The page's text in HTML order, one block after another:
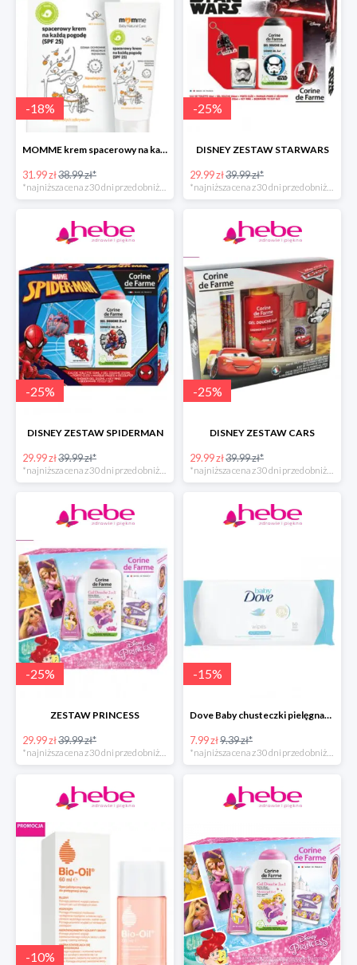
-18%
MOMME krem spacerowy na każdą pogodę do ciała
31.99 zł38.99 zł*
*najniższa cena z 30 dni przed obniżką
-25%
DISNEY ZESTAW STARWARS
29.99 zł39.99 zł*
*najniższa cena z 30 dni przed obniżką
-25%
DISNEY ZESTAW SPIDERMAN
29.99 zł39.99 zł*
-25%
DISNEY ZESTAW CARS
29.99 zł39.99 zł*
-25%
ZESTAW PRINCESS
29.99 zł39.99 zł*
*najniższa cena z 30 dni przed obniżką
-15%
Dove Baby chusteczki pielęgnacyjne
7.99 zł9.39 zł*
*najniższa cena z 30 dni przed obniżką
-10%